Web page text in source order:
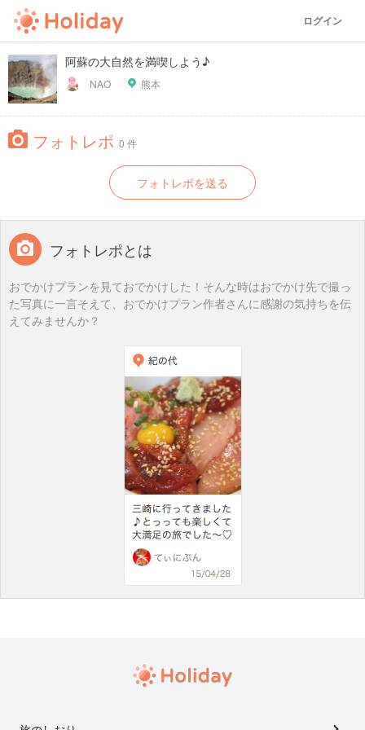
ログイン
阿蘇の大自然を満喫しよう♪
NAO 熊本
フォトレポ 0 件
フォトレポを送る
フォトレポとは
おでかけプランを見ておでかけした！そんな時はおでかけ先で撮っ
た写真に一言そえて、おでかけプラン作者さんに感謝の気持ちを伝
えてみませんか？